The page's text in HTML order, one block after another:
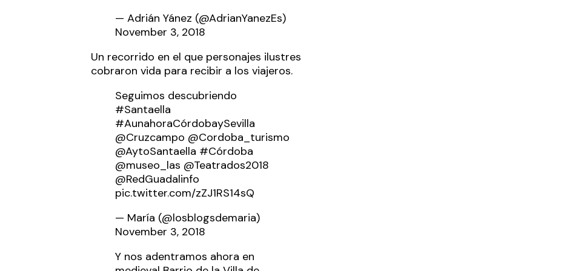
— Adrián Yánez (@AdrianYanezEs)
November 3, 2018
Un recorrido en el que personajes ilustres
cobraron vida para recibir a los viajeros.
Seguimos descubriendo
#Santaella
#AunahoraCórdobaySevilla
@Cruzcampo @Cordoba_turismo
@AytoSantaella #Córdoba
@museo_las @Teatrados2018
@RedGuadalinfo
pic.twitter.com/zZJ1RS14sQ
— María (@losblogsdemaria)
November 3, 2018
Y nos adentramos ahora en